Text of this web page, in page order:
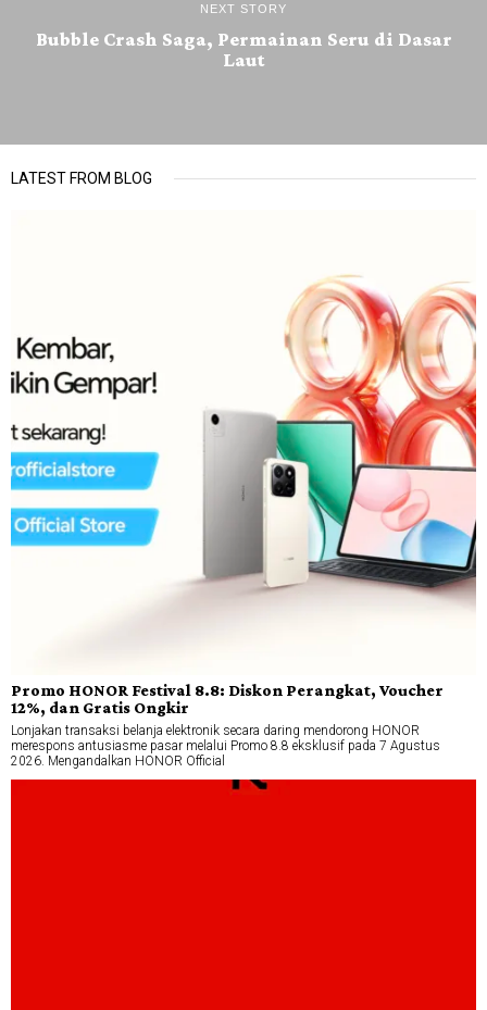
NEXT STORY
Bubble Crash Saga, Permainan Seru di Dasar
Laut
LATEST FROM BLOG
Promo HONOR Festival 8.8: Diskon Perangkat, Voucher
12%, dan Gratis Ongkir
Lonjakan transaksi belanja elektronik secara daring mendorong HONOR
merespons antusiasme pasar melalui Promo 8.8 eksklusif pada 7 Agustus
2026. Mengandalkan HONOR Official